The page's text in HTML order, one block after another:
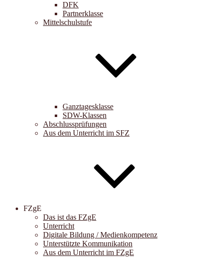
DFK
Partnerklasse
Mittelschulstufe
Ganztagesklasse
SDW-Klassen
Abschlussprüfungen
Aus dem Unterricht im SFZ
FZgE
Das ist das FZgE
Unterricht
Digitale Bildung / Medienkompetenz
Unterstützte Kommunikation
Aus dem Unterricht im FZgE